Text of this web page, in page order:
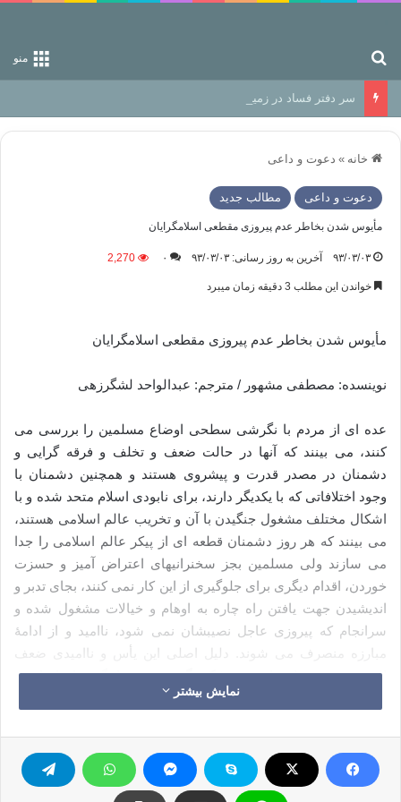
منو
سر دفتر فساد در زمین‌، دوری وکناره‌گیری از راه خداست‌!
خانه » دعوت و داعی
دعوت و داعی مطالب جدید
مأیوس شدن بخاطر عدم پیروزی مقطعی اسلامگرایان
۹۳/۰۳/۰۳ آخرین به روز رسانی: ۹۳/۰۳/۰۳ ۰ 2,270
خواندن این مطلب 3 دقیقه زمان میبرد
مأیوس شدن بخاطر عدم پیروزی مقطعی اسلامگرایان
نوینسده: مصطفی مشهور / مترجم: عبدالواحد لشگرزهی
عده ای از مردم با نگرشی سطحی اوضاع مسلمین را بررسی می
کنند، می بینند که آنها در حالت ضعف و تخلف و فرقه گرایی و
دشمنان در مصدر قدرت و پیشروی هستند و همچنین دشمنان با
وجود اختلافاتی که با یکدیگر دارند، برای نابودی اسلام متحد شده و با
اشکال مختلف مشغول جنگیدن با آن و تخریب عالم اسلامی هستند،
می بینند که هر روز دشمنان قطعه ای از پیکر عالم اسلامی را جدا
می سازند ولی مسلمین بجز سخنرانیهای اعتراض آمیز و حسزت
خوردن، اقدام دیگری برای جلوگیری از این کار نمی کنند، بجای تدبر و
اندیشیدن جهت یافتن راه چاره به اوهام و خیالات مشغول شده و
سرانجام که پیروزی عاجل نصیبشان نمی شود، ناامید و از ادامۀ
مبارزه منصرف می شوند. دلیل اصلی این یأس و ناامیدی ضعف
النفس بودن و احساس«ورشکستگی درونی» اینگونه افراد است
زیرا از عزت و قوتی که اسلام در درون افراد مؤمن خود پدید می
اعمال به کار می برند، به اینگونه نتایج و تصورات غلط دچار می
شوند، در صورتیکه حقیقت غیر از این است و همۀ این جریاناتی که
مشاهده می شوند، جدالهایی بین حق و باطل هستند و حق سزاوار
نمایش بیشتر